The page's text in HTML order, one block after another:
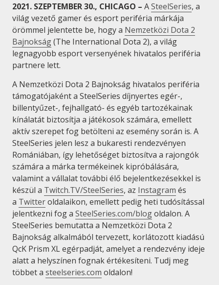
2021. SZEPTEMBER 30., CHICAGO – ASteelSeries, a
világ vezető gamer és esport periféria márkája
örömmel jelentette be, hogy a Nemzetközi Dota 2
Bajnokság(The International Dota 2), a világ
legnagyobb esport versenyének hivatalos periféria
partnere lett.
A Nemzetközi Dota 2 Bajnokság hivatalos periféria
támogatójaként a SteelSeries díjnyertes egér-,
billentyűzet-, fejhallgató- és egyéb tartozékainak
kínálatát biztosítja a játékosok számára, emellett
aktív szerepet fog betölteni az esemény során is. A
SteelSeries jelen lesz a bukaresti rendezvényen
Romániában, így lehetőséget biztosítva a rajongók
számára a márka termékeinek kipróbálására,
valamint a vállalat további élő bejelentkezésekkel is
készül a Twitch.TV/SteelSeries, az Instagram és
a Twitteroldalaikon, emellett pedig heti tudósítással
jelentkezni fog a SteelSeries.com/blogoldalon. A
SteelSeries bemutatta a Nemzetközi Dota 2
Bajnokság alkalmából tervezett, korlátozott kiadású
QcK Prism XL egérpadját, amelyet a rendezvény ideje
alatt a helyszínen fognak értékesíteni. Tudj meg
többet a steelseries.com oldalon!